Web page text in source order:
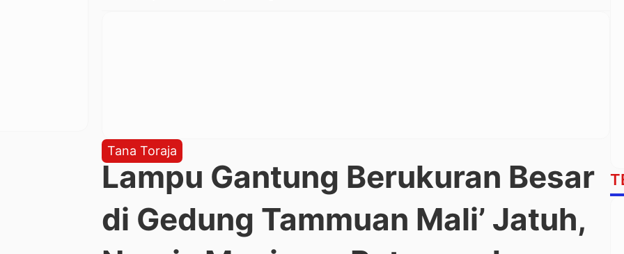
Tana Toraja
Lampu Gantung Berukuran Besar
di Gedung Tammuan Mali’ Jatuh,